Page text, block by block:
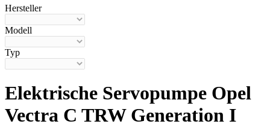
Hersteller
Modell
Typ
Elektrische Servopumpe Opel
Vectra C TRW Generation I